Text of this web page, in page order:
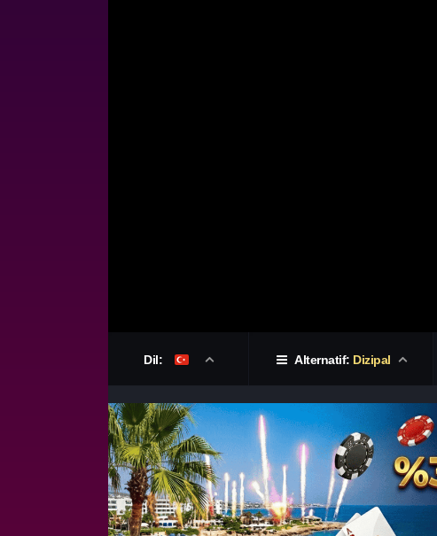
Dil: Alternatif: Dizipal